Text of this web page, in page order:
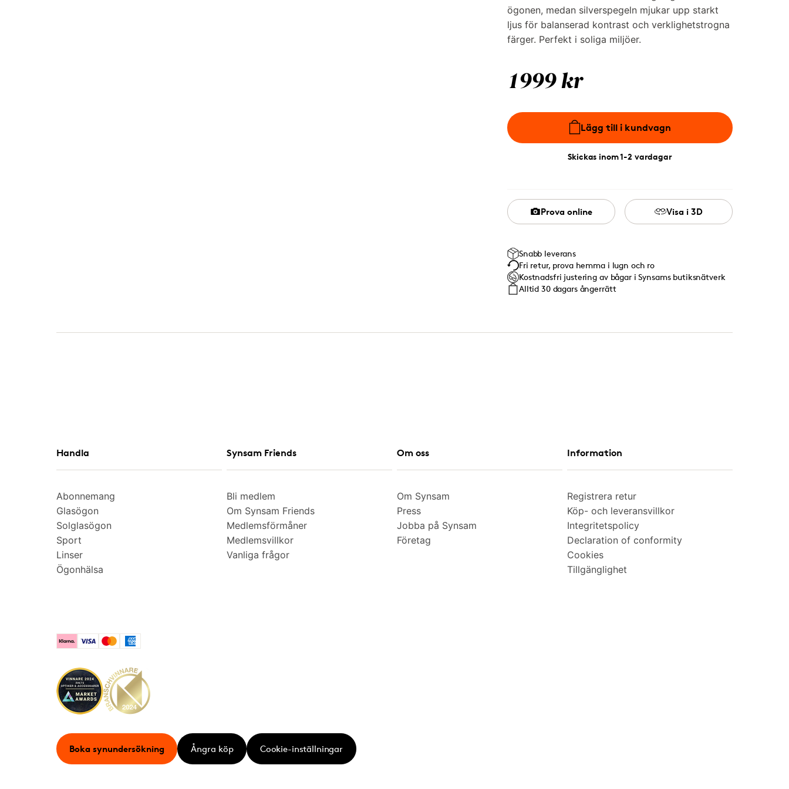
ögonen, medan silverspegeln mjukar upp starkt
ljus för balanserad kontrast och verklighetstrogna
färger. Perfekt i soliga miljöer.
1999 kr
Lägg till i kundvagn
Skickas inom 1-2 vardagar
Prova online Visa i 3D
Snabb leverans
Fri retur, prova hemma i lugn och ro
Kostnadsfri justering av bågar i Synsams butiksnätverk
Alltid 30 dagars ångerrätt
Handla
Abonnemang
Glasögon
Solglasögon
Sport
Linser
Ögonhälsa
Synsam Friends
Bli medlem
Om Synsam Friends
Medlemsförmåner
Medlemsvillkor
Vanliga frågor
Om oss
Om Synsam
Press
Jobba på Synsam
Företag
Information
Registrera retur
Köp- och leveransvillkor
Integritetspolicy
Declaration of conformity
Cookies
Tillgänglighet
KlarnaVisa MastercardAmerican Express
Boka synundersökning Ångra köp Cookie-inställningar